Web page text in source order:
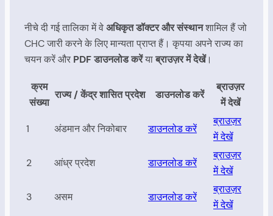
नीचे दी गई तालिका में वेअधिकृत डॉक्टर और संस्थानशामिल हैं जो
CHC जारी करने के लिए मान्यता प्राप्त हैं। कृपया अपने राज्य का
चयन करें और PDF डाउनलोड करेंयाब्राउज़र में देखें।
क्रम
संख्या
राज्य / केंद्र शासित प्रदेश डाउनलोड करें
ब्राउज़र
में देखें
1 अंडमान और निकोबार डाउनलोड करें
ब्राउज़र
में देखें
2 आंध्र प्रदेश डाउनलोड करें
ब्राउज़र
में देखें
3 असम डाउनलोड करें
ब्राउज़र
में देखें